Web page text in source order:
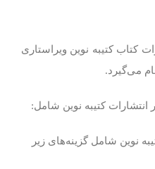
کتاب کتیبه نوین ویراستاری
می‌گیرد.
کتیبه نوین شامل:
نوین شامل گزینه‌های زیر